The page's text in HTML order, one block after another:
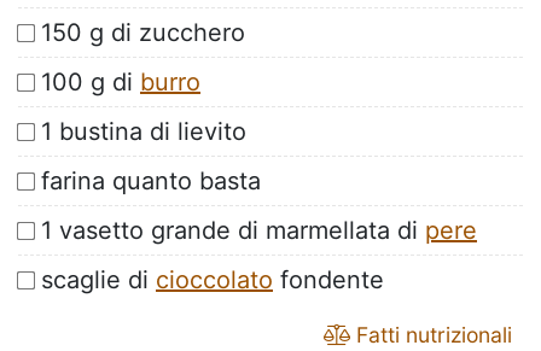
150 g di zucchero
100 g di burro
1 bustina di lievito
farina quanto basta
1 vasetto grande di marmellata di pere
scaglie di cioccolato fondente
Fatti nutrizionali